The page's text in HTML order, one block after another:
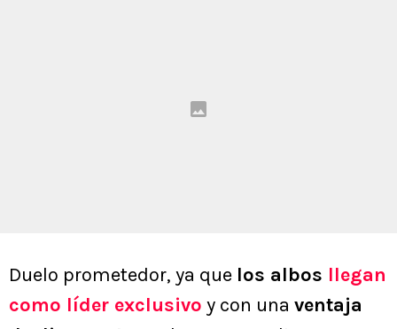
Duelo prometedor, ya que los albos llegan
como líder exclusivo y con una ventaja